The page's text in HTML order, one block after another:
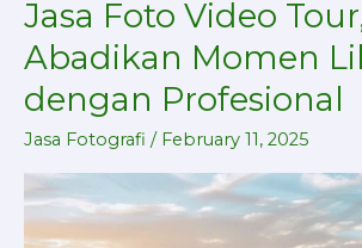
Jasa Foto Video
Abadikan Momen
dengan Profesional
Jasa Fotografi / February 11, 2025
Jasa
Foto
Video
Tour,
Abadikan
Momen
Liburan
dengan